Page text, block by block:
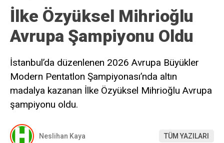
İlke Özyüksel Mihrioğlu
Avrupa Şampiyonu Oldu
İstanbul’da düzenlenen 2026 Avrupa Büyükler
Modern Pentatlon Şampiyonası’nda altın
madalya kazanan İlke Özyüksel Mihrioğlu Avrupa
şampiyonu oldu.
Neslihan Kaya TÜM YAZILARI